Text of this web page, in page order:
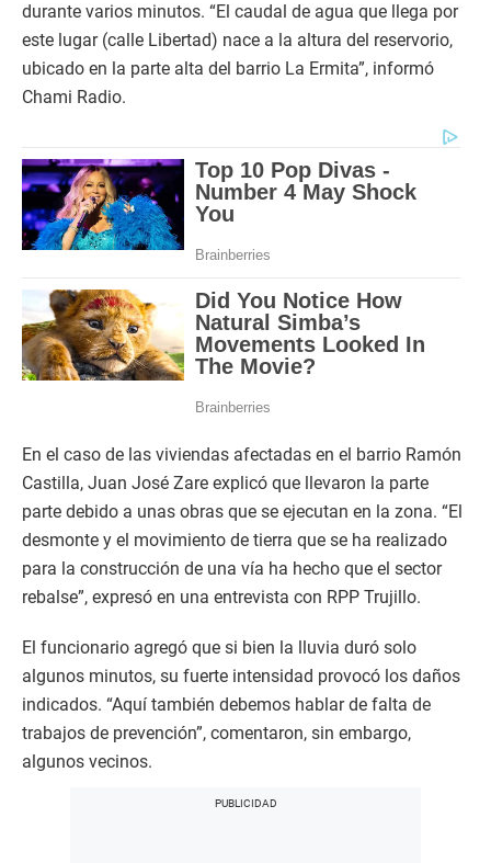
durante varios minutos. “El caudal de agua que llega por
este lugar (calle Libertad) nace a la altura del reservorio,
ubicado en la parte alta del barrio La Ermita”, informó
Chami Radio.
En el caso de las viviendas afectadas en el barrio Ramón
Castilla, Juan José Zare explicó que llevaron la parte
parte debido a unas obras que se ejecutan en la zona. “El
desmonte y el movimiento de tierra que se ha realizado
para la construcción de una vía ha hecho que el sector
rebalse”, expresó en una entrevista con RPP Trujillo.
El funcionario agregó que si bien la lluvia duró solo
algunos minutos, su fuerte intensidad provocó los daños
indicados. “Aquí también debemos hablar de falta de
trabajos de prevención”, comentaron, sin embargo,
algunos vecinos.